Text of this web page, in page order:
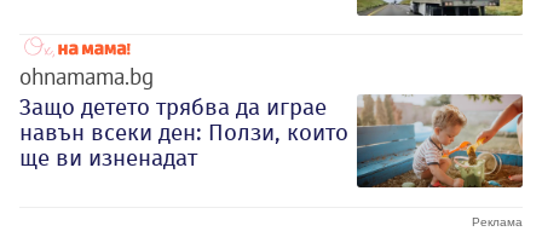
ohnamama.bg
Защо детето трябва да играе
навън всеки ден: Ползи, които
ще ви изненадат